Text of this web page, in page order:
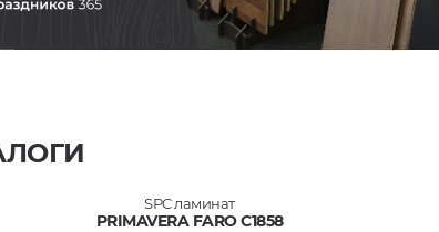
SPC ламинат
PRIMAVERA FARO C1858